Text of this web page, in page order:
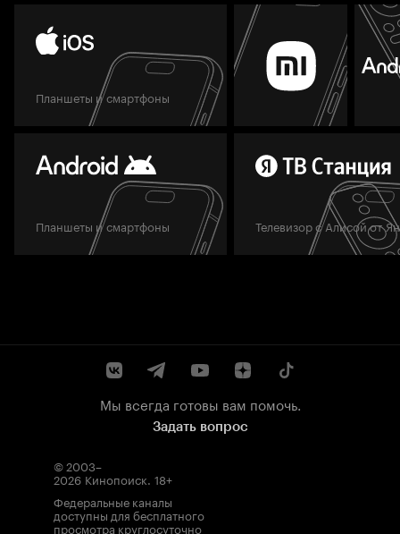
Планшеты и смартфоны
Планшеты и смартфоны Телевизор с Алисой от
Мы всегда готовы вам помочь.
Задать вопрос
© 2003–
2026 Кинопоиск. 18+
Федеральные каналы
доступны для бесплатного
просмотра круглосуточно